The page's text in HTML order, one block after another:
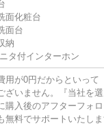
面化粧台
面台
納
タ付インターホン
用が0円だからといって
ざいません。『当社を
購入後のアフターフォ
無料でサポートいたし